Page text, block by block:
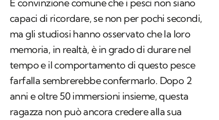
È convinzione comune che i pesci non siano
capaci di ricordare, se non per pochi secondi,
ma gli studiosi hanno osservato che la loro
memoria, in realtà, è in grado di durare nel
tempo e il comportamento di questo pesce
farfalla sembrerebbe confermarlo. Dopo 2
anni e oltre 50 immersioni insieme, questa
ragazza non può ancora credere alla sua